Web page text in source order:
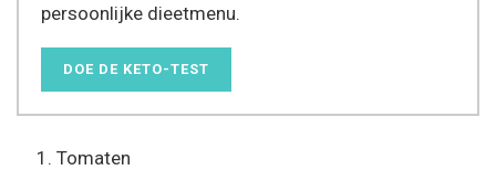
persoonlijke dieetmenu.
DOE DE KETO-TEST
Tomaten